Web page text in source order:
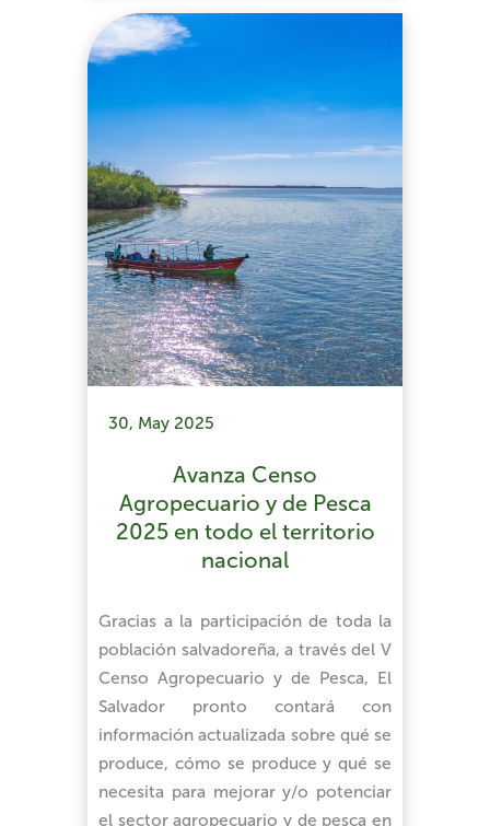
30, May 2025
Avanza Censo
Agropecuario y de Pesca
2025 en todo el territorio
nacional
Gracias a la participación de toda la
población salvadoreña, a través del V
Censo Agropecuario y de Pesca, El
Salvador pronto contará con
información actualizada sobre qué se
produce, cómo se produce y qué se
necesita para mejorar y/o potenciar
el sector agropecuario y de pesca en